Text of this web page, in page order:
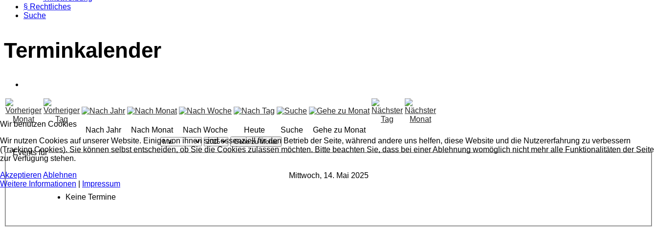
§ Rechtliches
Suche
Terminkalender
Nach Jahr Nach Monat Nach Woche Heute Suche Gehe zu Monat
Gehe zu Monat
Events für
Mittwoch, 14. Mai 2025
Keine Termine
Wir benutzen Cookies
Wir nutzen Cookies auf unserer Website. Einige von ihnen sind essenziell für den Betrieb der Seite, während andere uns helfen, diese Website und die Nutzererfahrung zu verbessern
(Tracking Cookies). Sie können selbst entscheiden, ob Sie die Cookies zulassen möchten. Bitte beachten Sie, dass bei einer Ablehnung womöglich nicht mehr alle Funktionalitäten der Seite
zur Verfügung stehen.
Akzeptieren Ablehnen
Weitere Informationen
Impressum